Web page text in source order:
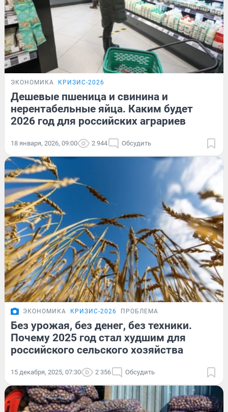
ЭКОНОМИКА КРИЗИС-2026
Дешевые пшеница и свинина и
нерентабельные яйца. Каким будет
2026 год для российских аграриев
18 января, 2026, 09:00 2 944 Обсудить
ЭКОНОМИКА КРИЗИС-2026 ПРОБЛЕМА
Без урожая, без денег, без техники.
Почему 2025 год стал худшим для
российского сельского хозяйства
15 декабря, 2025, 07:30 2 356 Обсудить